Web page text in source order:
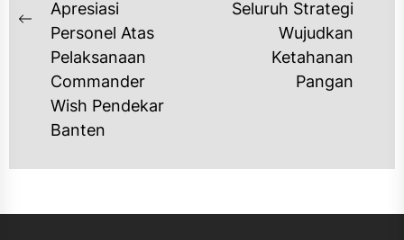
Previous
post:
Apresiasi
Personel Atas
Pelaksanaan
Commander
Wish Pendekar
Banten
Seluruh Strategi
Wujudkan
Ketahanan
Pangan